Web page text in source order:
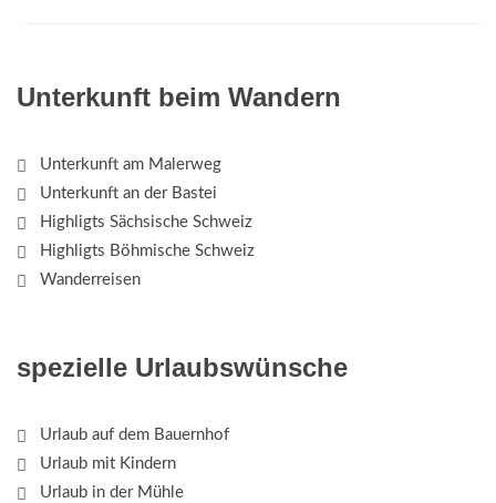
Unterkunft beim Wandern
Unterkunft am Malerweg
Unterkunft an der Bastei
Highligts Sächsische Schweiz
Highligts Böhmische Schweiz
Wanderreisen
spezielle Urlaubswünsche
Urlaub auf dem Bauernhof
Urlaub mit Kindern
Urlaub in der Mühle